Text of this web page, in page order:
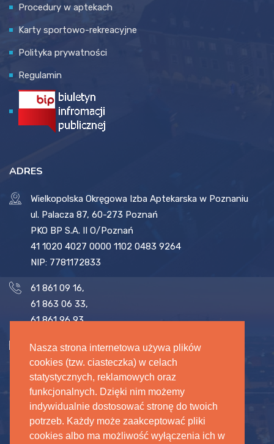
Nasza strona internetowa używa plików
cookies (tzw. ciasteczka) w celach
statystycznych, reklamowych oraz
funkcjonalnych. Dzięki nim możemy
indywidualnie dostosować stronę do twoich
potrzeb. Każdy może zaakceptować pliki
cookies albo ma możliwość wyłączenia ich w
Procedury w aptekach
Karty sportowo-rekreacyjne
Polityka prywatności
Regulamin
ADRES
Wielkopolska Okręgowa Izba Aptekarska w Poznaniu
ul. Palacza 87, 60-273 Poznań
PKO BP S.A. II O/Poznań
41 1020 4027 0000 1102 0483 9264
NIP: 7781172833
61 861 09 16,
61 863 06 33,
61 861 96 93
biuro@woia.pl ,sekretariat@woia.pl